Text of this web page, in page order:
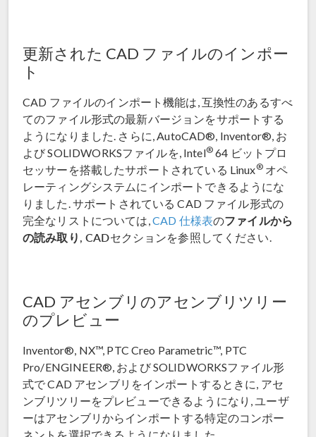
更新された CAD ファイルのインポー
ト
CAD ファイルのインポート機能は, 互換性のあるすべ
てのファイル形式の最新バージョンをサポートする
ようになりました. さらに, AutoCAD®, Inventor®, お
よび SOLIDWORKSファイルを, Intel®64 ビットプロ
セッサーを搭載したサポートされている Linux®オペ
レーティングシステムにインポートできるようにな
りました. サポートされている CAD ファイル形式の
完全なリストについては, CAD 仕様表のファイルから
の読み取り, CADセクションを参照してください.
CAD アセンブリのアセンブリツリー
のプレビュー
Inventor®, NX™, PTC Creo Parametric™, PTC
Pro/ENGINEER®, および SOLIDWORKSファイル形
式で CAD アセンブリをインポートするときに, アセ
ンブリツリーをプレビューできるようになり, ユーザ
ーはアセンブリからインポートする特定のコンポー